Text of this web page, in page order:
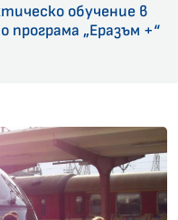
обучение в
„Еразъм +“